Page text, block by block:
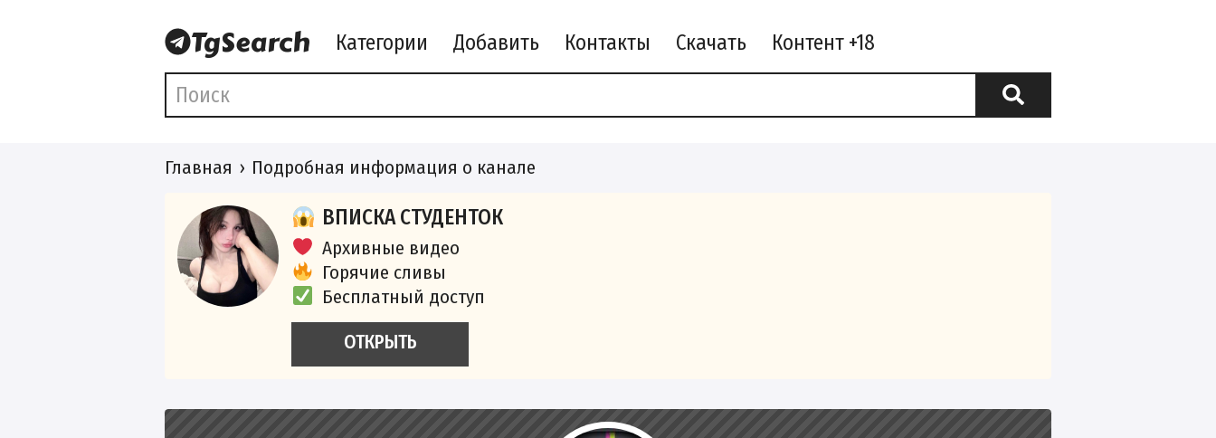
Категории Добавить Контакты Скачать
Главная Подробная информация о канале
ВПИСКА СТУДЕНТОК
Архивные видео
Горячие сливы
Бесплатный доступ
ОТКРЫТЬ